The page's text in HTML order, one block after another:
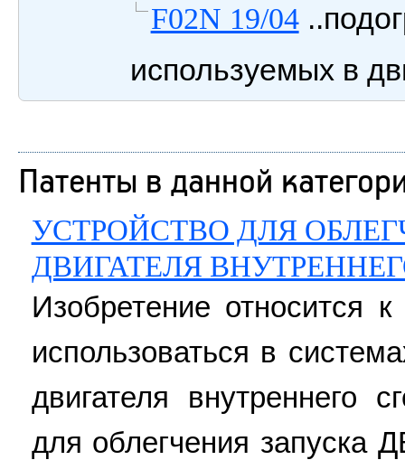
F02N 19/04
используемых в
Патенты в данной
УСТРОЙСТВО ДЛЯ
ДВИГАТЕЛЯ
Изобретение относится
использоваться в
двигателя внутреннего
для облегчения запуска